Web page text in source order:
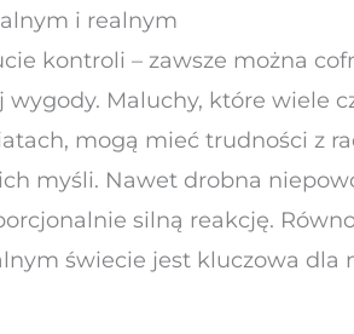
i realnym
kontroli – zawsze można
Maluchy, które wiele
mogą mieć trudności z
myśli. Nawet drobna
silną reakcję.
świecie jest kluczowa dla